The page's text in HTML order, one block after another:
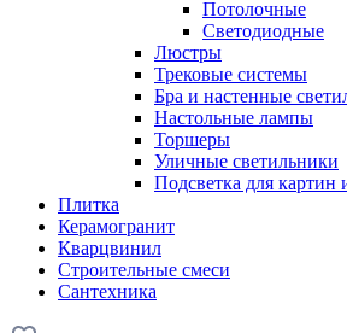
Потолочные
Светодиодные
Люстры
Трековые системы
Бра и настенные
Настольные лампы
Торшеры
Уличные светильники
Подсветка для картин
Плитка
Керамогранит
Кварцвинил
Строительные смеси
Сантехника